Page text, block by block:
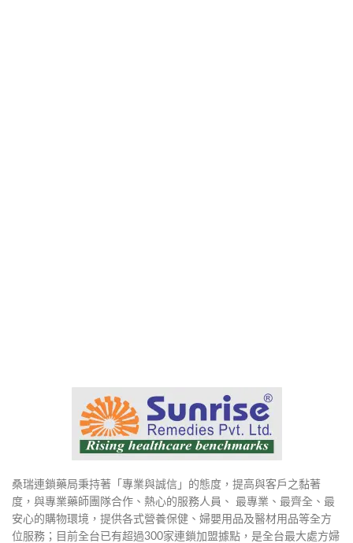
桑瑞連鎖藥局秉持著「專業與誠信」的態度，提高與客戶之黏著
度，與專業藥師團隊合作、熱心的服務人員、 最專業、最齊全、最
安心的購物環境，提供各式營養保健、婦嬰用品及醫材用品等全方
位服務；目前全台已有超過300家連鎖加盟據點，是全台最大處方婦